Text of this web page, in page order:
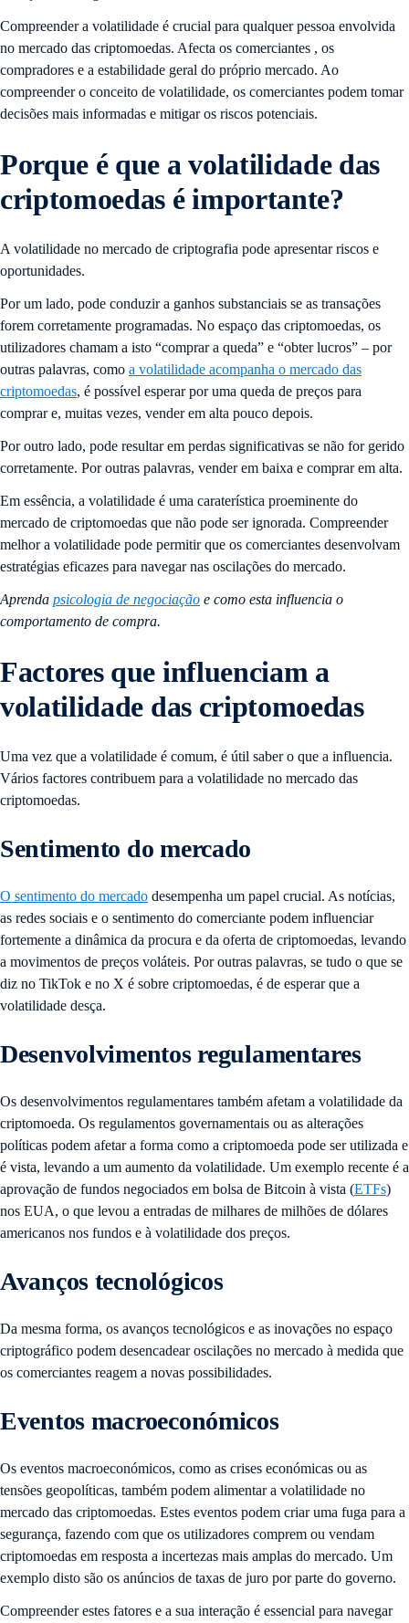
Compreender a volatilidade é crucial para qualquer pessoa envolvida
no mercado das criptomoedas. Afecta os comerciantes , os
compradores e a estabilidade geral do próprio mercado. Ao
compreender o conceito de volatilidade, os comerciantes podem tomar
decisões mais informadas e mitigar os riscos potenciais.
Porque é que a volatilidade das
criptomoedas é importante?
A volatilidade no mercado de criptografia pode apresentar riscos e
oportunidades.
Por um lado, pode conduzir a ganhos substanciais se as transações
forem corretamente programadas. No espaço das criptomoedas, os
utilizadores chamam a isto “comprar a queda” e “obter lucros” – por
outras palavras, como a volatilidade acompanha o mercado das
criptomoedas, é possível esperar por uma queda de preços para
comprar e, muitas vezes, vender em alta pouco depois.
Por outro lado, pode resultar em perdas significativas se não for gerido
corretamente. Por outras palavras, vender em baixa e comprar em alta.
Em essência, a volatilidade é uma caraterística proeminente do
mercado de criptomoedas que não pode ser ignorada. Compreender
melhor a volatilidade pode permitir que os comerciantes desenvolvam
estratégias eficazes para navegar nas oscilações do mercado.
Aprenda psicologia de negociação e como esta influencia o
comportamento de compra.
Factores que influenciam a
volatilidade das criptomoedas
Uma vez que a volatilidade é comum, é útil saber o que a influencia.
Vários factores contribuem para a volatilidade no mercado das
criptomoedas.
Sentimento do mercado
O sentimento do mercado desempenha um papel crucial. As notícias,
as redes sociais e o sentimento do comerciante podem influenciar
fortemente a dinâmica da procura e da oferta de criptomoedas, levando
a movimentos de preços voláteis. Por outras palavras, se tudo o que se
diz no TikTok e no X é sobre criptomoedas, é de esperar que a
volatilidade desça.
Desenvolvimentos regulamentares
Os desenvolvimentos regulamentares também afetam a volatilidade da
criptomoeda. Os regulamentos governamentais ou as alterações
políticas podem afetar a forma como a criptomoeda pode ser utilizada e
é vista, levando a um aumento da volatilidade. Um exemplo recente é a
aprovação de fundos negociados em bolsa de Bitcoin à vista (ETFs)
nos EUA, o que levou a entradas de milhares de milhões de dólares
americanos nos fundos e à volatilidade dos preços.
Avanços tecnológicos
Da mesma forma, os avanços tecnológicos e as inovações no espaço
criptográfico podem desencadear oscilações no mercado à medida que
os comerciantes reagem a novas possibilidades.
Eventos macroeconómicos
Os eventos macroeconómicos, como as crises económicas ou as
tensões geopolíticas, também podem alimentar a volatilidade no
mercado das criptomoedas. Estes eventos podem criar uma fuga para a
segurança, fazendo com que os utilizadores comprem ou vendam
criptomoedas em resposta a incertezas mais amplas do mercado. Um
exemplo disto são os anúncios de taxas de juro por parte do governo.
Compreender estes fatores e a sua interação é essencial para navegar